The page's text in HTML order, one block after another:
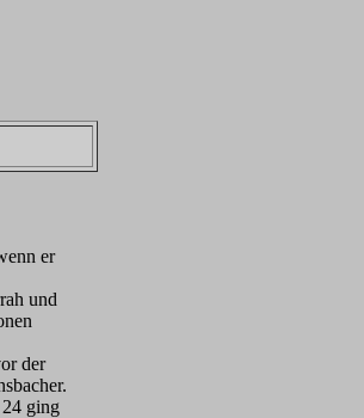
er
und
der
ging